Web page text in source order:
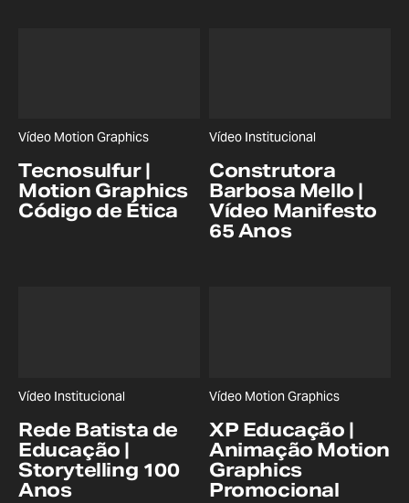
Tecnosulfur |
Motion Graphics
Código de Ética
Vídeo Motion Graphics
Construtora
Barbosa Mello |
Vídeo Manifesto
65 Anos
Vídeo Institucional
Rede Batista de
Educação |
Storytelling 100
Anos
Vídeo Institucional
XP Educação |
Animação Motion
Graphics
Promocional
Vídeo Motion Graphics